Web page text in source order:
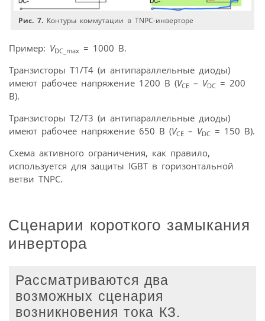
Рис. 7. Контуры коммутации в ТNPC-инверторе
Пример: VDC_max = 1000 В.
Транзисторы T1/T4 (и антипараллельные диоды)
имеют рабочее напряжение 1200 В (VCE – VDC = 200
В).
Транзисторы T2/T3 (и антипараллельные диоды)
имеют рабочее напряжение 650 В (VCE – VDC = 150 В).
Схема активного ограничения, как правило,
используется для защиты IGBT в горизонтальной
ветви TNPC.
Сценарии короткого замыкания
инвертора
Рассматриваются два
возможных сценария
возникновения тока КЗ.